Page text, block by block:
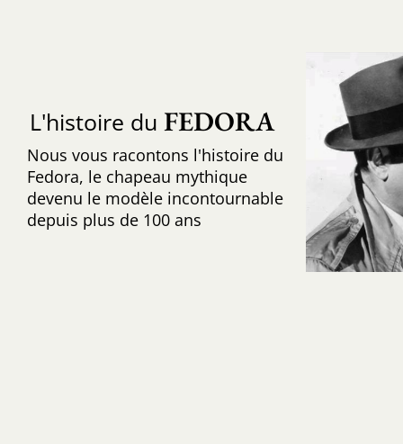
L'histoire du FEDORA
Nous vous racontons l'histoire du
Fedora, le chapeau mythique
devenu le modèle incontournable
depuis plus de 100 ans